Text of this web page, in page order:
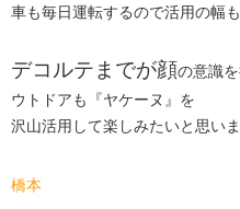
車も毎日運転するので活用の幅
デコルテまでが顔の意識
ウトドアも『ヤケーヌ』を
沢山活用して楽しみたいと思いま
橋本